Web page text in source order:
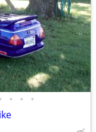
• • •